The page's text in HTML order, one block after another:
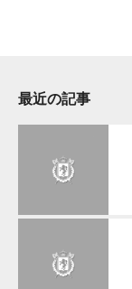
最近の記事